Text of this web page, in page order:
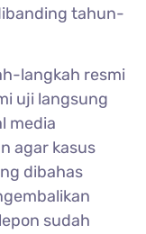
tahun-
langkah resmi
uji langsung
media
agar kasus
dibahas
sudah